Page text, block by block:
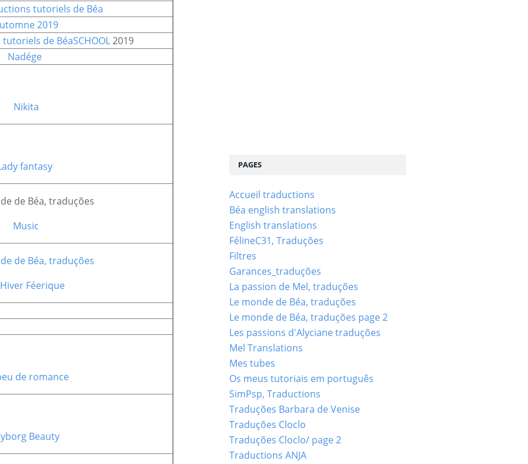
2019
SCHOOL2019
Nadége
Nikita
fantasy
Music
Féerique
de romance
Beauty
PAGES
Accueil traductions
Béa english translations
English translations
FélineC31, Traduções
Filtres
Garances_traduções
La passion de Mel, traduções
Le monde de Béa, traduções
Le monde de Béa, traduções page 2
Les passions d'Alyciane traduções
Mel Translations
Mes tubes
Os meus tutoriais em português
SimPsp, Traductions
Traduções Barbara de Venise
Traduções Cloclo
Traduções Cloclo/ page 2
Traductions ANJA